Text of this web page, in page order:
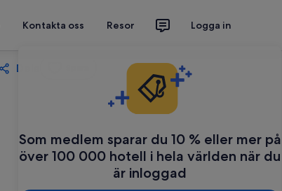
Kontakta oss Resor Logga in
Som medlem sparar du 10 % eller mer på
över 100 000 hotell i hela världen när du
är inloggad
Dela